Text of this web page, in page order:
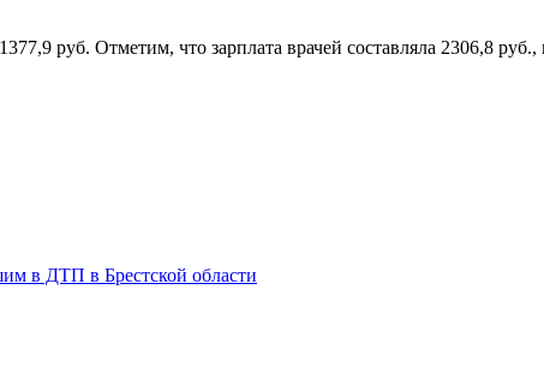
руб. Отметим, что зарплата врачей составляла 2306,8
в ДТП в Брестской области